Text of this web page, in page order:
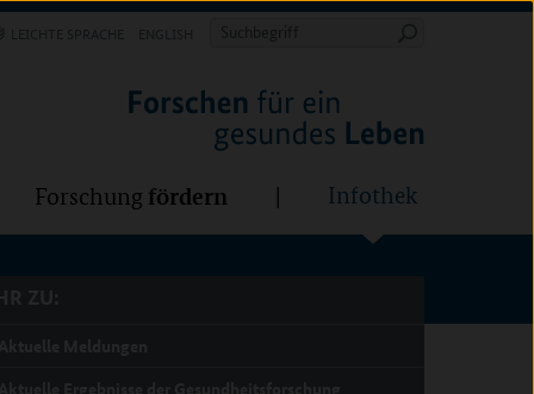
Suchbegriff
Forschung fördern Infothek
Forschung fördern Infothek